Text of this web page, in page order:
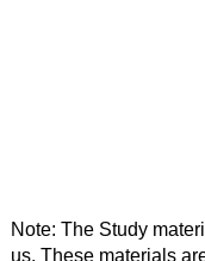
Note: The Study
us. These materials